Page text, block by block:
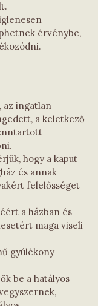
érvénybe,
az ingatlan
a keletkező
hogy a kaput
és annak
felelősséget
a házban és
maga viseli
gyúlékony
be a hatályos